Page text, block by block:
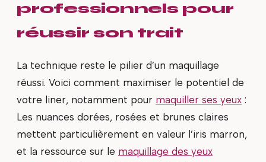
professionnels pour
réussir son trait
La technique reste le pilier d’un maquillage
réussi. Voici comment maximiser le potentiel de
votre liner, notamment pour maquiller ses yeux :
Les nuances dorées, rosées et brunes claires
mettent particulièrement en valeur l’iris marron,
et la ressource sur le maquillage des yeux